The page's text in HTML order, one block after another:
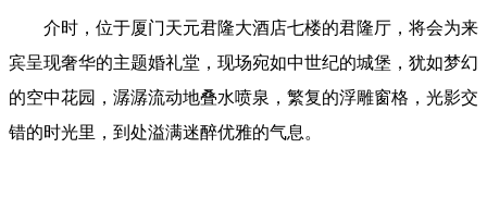
介时，位于厦门天元君隆大酒店七楼的君隆厅，将会为来
宾呈现奢华的主题婚礼堂，现场宛如中世纪的城堡，犹如梦幻
的空中花园，潺潺流动地叠水喷泉，繁复的浮雕窗格，光影交
错的时光里，到处溢满迷醉优雅的气息。